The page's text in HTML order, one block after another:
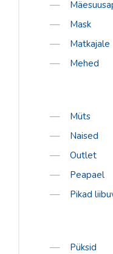
Mask
Matkajale
Mehed
Müts
Naised
Outlet
Peapael
Pikad
Püksid